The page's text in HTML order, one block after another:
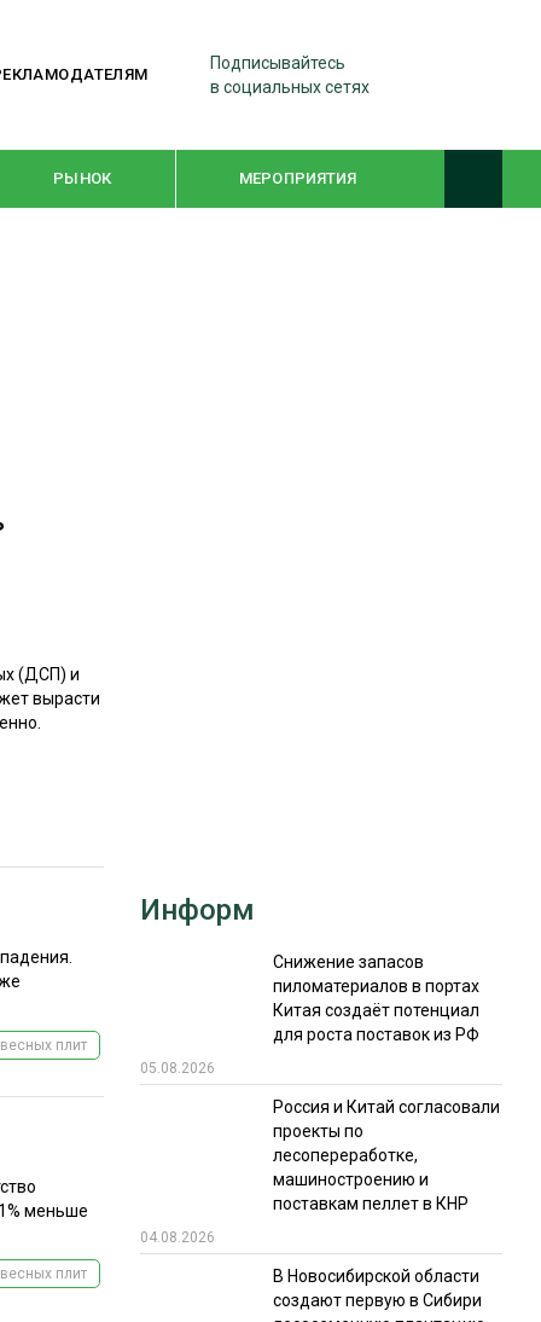
Подписывайтесь
в социальных сетях
РЫНОК МЕРОПРИЯТИЯ
(ДСП) и
вырасти
плит
меньше
плит
Информ
Снижение запасов
пиломатериалов в портах
Китая создаёт потенциал
для роста поставок из РФ
05.08.2026
Россия и Китай согласовали
проекты по
лесопереработке,
машиностроению и
поставкам пеллет в КНР
04.08.2026
В Новосибирской области
создают первую в Сибири